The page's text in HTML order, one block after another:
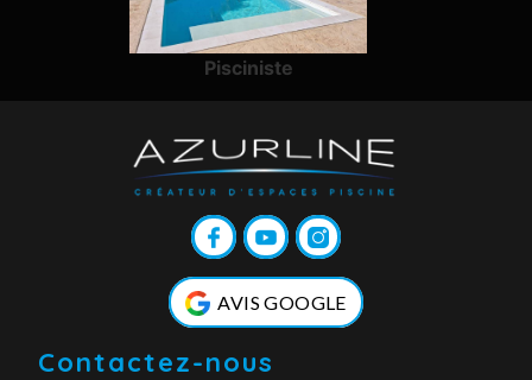
Pisciniste
AVIS GOOGLE
Contactez-nous